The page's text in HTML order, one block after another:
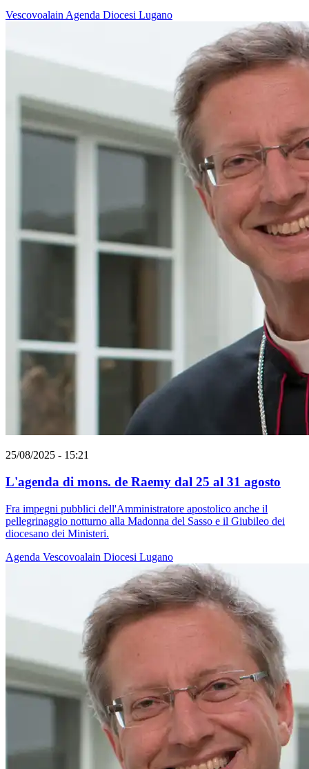
VescovoalainAgenda Diocesi Lugano
25/08/2025 - 15:21
L'agenda di mons. de Raemy dal 25 al 31 agosto
Fra impegni pubblici dell'Amministratore apostolico anche il
pellegrinaggio notturno alla Madonna del Sasso e il Giubileo dei
diocesano dei Ministeri.
Agenda Vescovoalain Diocesi Lugano